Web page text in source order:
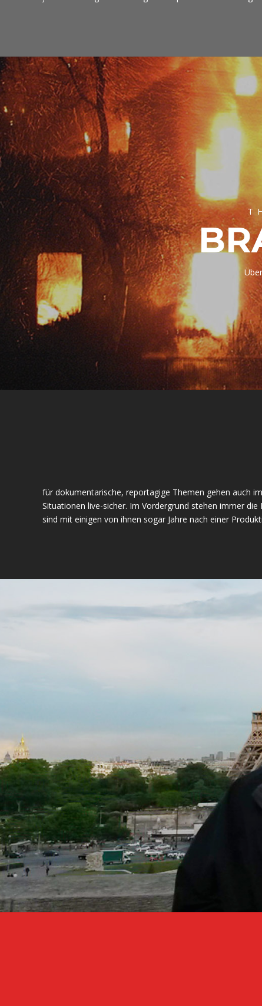
für dokumentarische, reportagige Themen gehen auch
Situationen live-sicher. Im Vordergrund stehen immer
sind mit einigen von ihnen sogar Jahre nach einer